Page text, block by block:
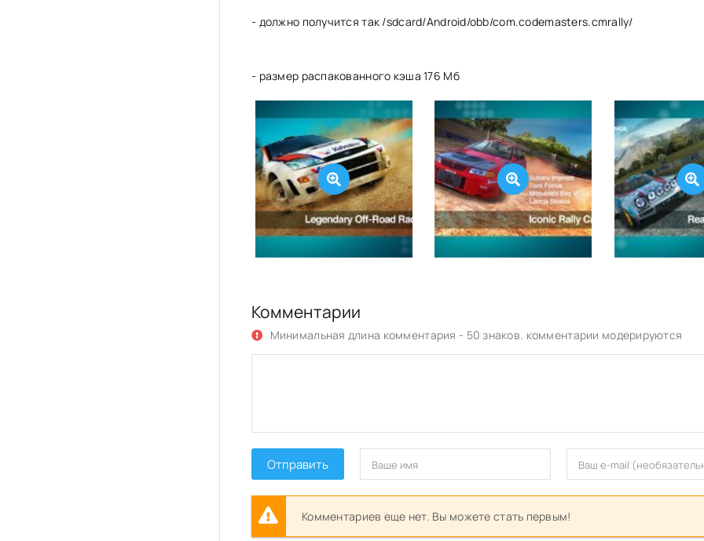
- должно получится так /sdcard/Android/obb/com.codemasters.cmrally/
- размер распакованного кэша 176 Мб
Комментарии
Минимальная длина комментария - 50 знаков. комментарии модерируются
Отправить
Комментариев еще нет. Вы можете стать первым!